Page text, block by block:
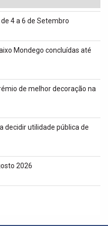
4 a 6 de Setembro
Mondego concluídas até
de melhor decoração na
decidir utilidade pública de
2026